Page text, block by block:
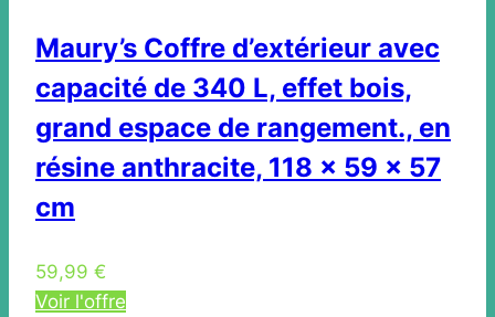
Maury’s Coffre d’extérieur avec
capacité de 340 L, effet bois,
grand espace de rangement., en
résine anthracite, 118 x 59 x 57
cm
59,99 €
Voir l'offre